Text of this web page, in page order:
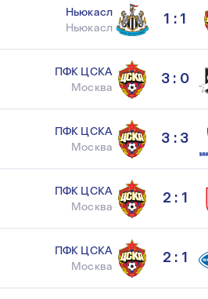
Ньюкасл
Ньюкасл
1 : 1
ПФК ЦСКА
Москва
3 : 0
ПФК ЦСКА
Москва
3 : 3
ПФК ЦСКА
Москва
2 : 1
ПФК ЦСКА
Москва
2 : 1